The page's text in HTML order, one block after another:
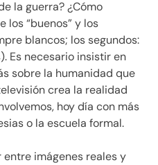
la guerra? ¿Cómo
los “buenos” y los
blancos; los segundos:
Es necesario insistir en
sobre la humanidad que
crea la realidad
hoy día con más
o la escuela formal.
imágenes reales y